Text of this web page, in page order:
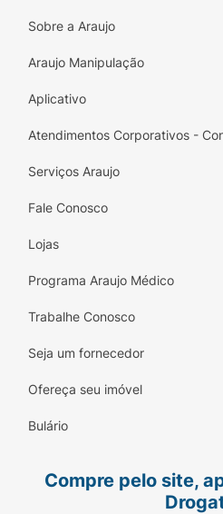
Porção Ideal:
5g de tempero (total
perfeita para uma
sabor e calor com o Miojo
Carne Picante. Basta
minutos e desfrutar!
Sobre a Araujo
Araujo Manipulação
Aplicativo
Atendimentos Corporativos -
Serviços Araujo
Fale Conosco
Lojas
Programa Araujo Médico
Trabalhe Conosco
Seja um fornecedor
Ofereça seu imóvel
Bulário
Compre pelo site,